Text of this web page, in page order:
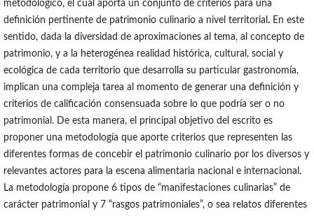
metodológico, el cual aporta un conjunto de criterios para una
definición pertinente de patrimonio culinario a nivel territorial. En este
sentido, dada la diversidad de aproximaciones al tema, al concepto de
patrimonio, y a la heterogénea realidad histórica, cultural, social y
ecológica de cada territorio que desarrolla su particular gastronomía,
implican una compleja tarea al momento de generar una definición y
criterios de calificación consensuada sobre lo que podría ser o no
patrimonial. De esta manera, el principal objetivo del escrito es
proponer una metodología que aporte criterios que representen las
diferentes formas de concebir el patrimonio culinario por los diversos y
relevantes actores para la escena alimentaria nacional e internacional.
La metodología propone 6 tipos de “manifestaciones culinarias” de
carácter patrimonial y 7 “rasgos patrimoniales”, o sea relatos diferentes